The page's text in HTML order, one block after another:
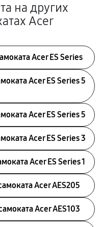
на других
Acer
Acer ES Series
Acer ES Series 5
Acer ES Series 5
Acer ES Series 3
Acer ES Series 1
Acer AES205
Acer AES103